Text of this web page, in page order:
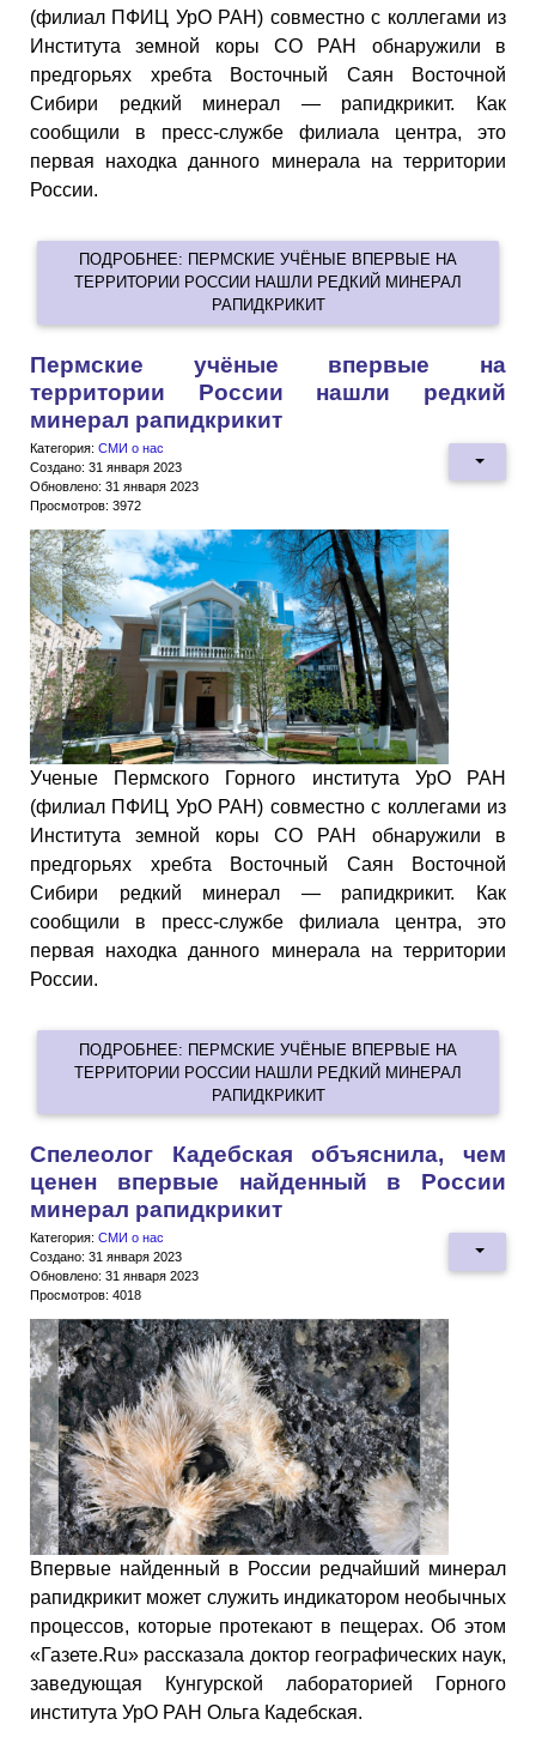
(филиал ПФИЦ УрО РАН) совместно с коллегами из
Института земной коры СО РАН обнаружили в
предгорьях хребта Восточный Саян Восточной
Сибири редкий минерал — рапидкрикит. Как
сообщили в пресс-службе филиала центра, это
первая находка данного минерала на территории
России.
ПОДРОБНЕЕ: ПЕРМСКИЕ УЧЁНЫЕ ВПЕРВЫЕ НА
ТЕРРИТОРИИ РОССИИ НАШЛИ РЕДКИЙ МИНЕРАЛ
РАПИДКРИКИТ
Пермские учёные впервые на
территории России нашли редкий
минерал рапидкрикит
Категория: СМИ о нас
Создано: 31 января 2023
Обновлено: 31 января 2023
Просмотров: 3972
Ученые Пермского Горного института УрО РАН
(филиал ПФИЦ УрО РАН) совместно с коллегами из
Института земной коры СО РАН обнаружили в
предгорьях хребта Восточный Саян Восточной
Сибири редкий минерал — рапидкрикит. Как
сообщили в пресс-службе филиала центра, это
первая находка данного минерала на территории
России.
ПОДРОБНЕЕ: ПЕРМСКИЕ УЧЁНЫЕ ВПЕРВЫЕ НА
ТЕРРИТОРИИ РОССИИ НАШЛИ РЕДКИЙ МИНЕРАЛ
РАПИДКРИКИТ
Спелеолог Кадебская объяснила, чем
ценен впервые найденный в России
минерал рапидкрикит
Категория: СМИ о нас
Создано: 31 января 2023
Обновлено: 31 января 2023
Просмотров: 4018
Впервые найденный в России редчайший минерал
рапидкрикит может служить индикатором необычных
процессов, которые протекают в пещерах. Об этом
«Газете.Ru» рассказала доктор географических наук,
заведующая Кунгурской лабораторией Горного
института УрО РАН Ольга Кадебская.